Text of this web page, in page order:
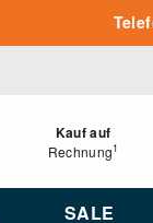
Kauf auf
Rechnung1
SALE